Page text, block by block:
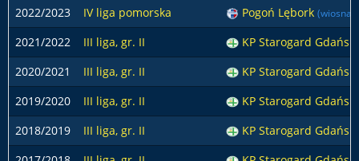
2022/2023
IV liga pomorska Pogoń Lębork (wiosna)
2021/2022 III liga, gr. II
KP Starogard Gdański
2020/2021
III liga, gr. II
KP Starogard Gdański
2019/2020
III liga, gr. II
KP Starogard Gdański
2018/2019
III liga, gr. II
KP Starogard Gdański